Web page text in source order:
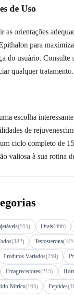
de Uso
as orientações
para
do usuário. Consulte
qualquer tratamento.
escolha
de
ciclo completo de
valiosa à sua rotina
(515) Orais(466)
(382) Testosterona
Produtos Variados(259)
Emagrecedores(215)
Nítrico(165) Peptides